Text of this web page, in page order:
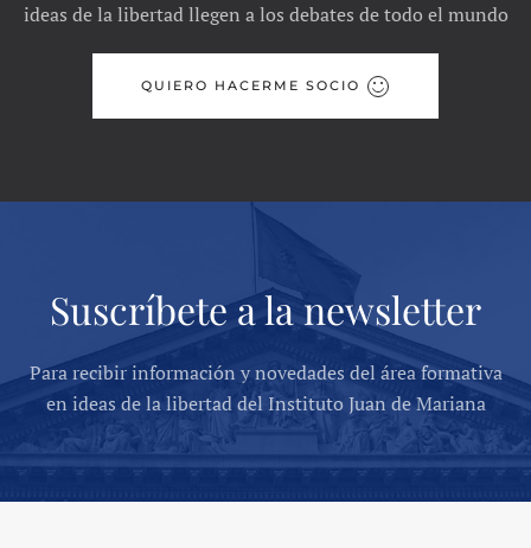
ideas de la libertad llegen a los debates de todo el mundo
QUIERO HACERME SOCIO
Suscríbete a la newsletter
Para recibir información y novedades del área formativa
en ideas de la libertad del Instituto Juan de Mariana